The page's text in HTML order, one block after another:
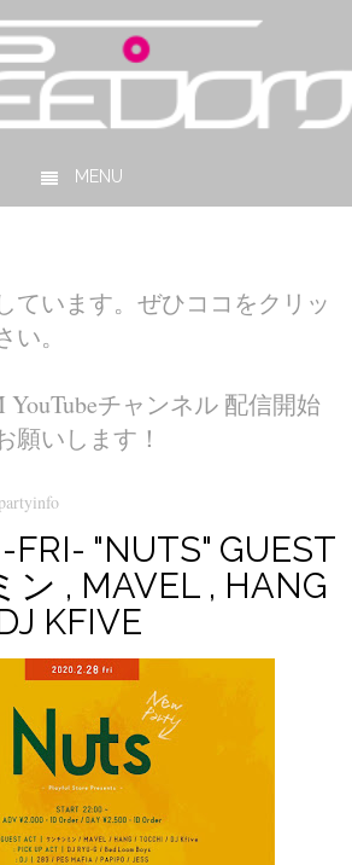
MENU
ています。ぜひココをクリッ
。
YouTubeチャンネル 配信開始
願いします！
partyinfo
FRI- "NUTS" GUEST
ン , MAVEL , HANG
KFIVE